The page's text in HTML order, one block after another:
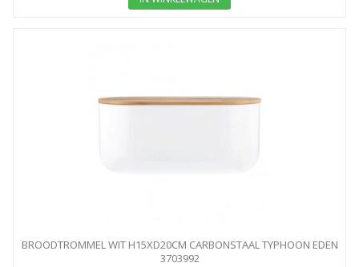
BROODTROMMEL WIT H15XD20CM CARBONSTAAL TYPHOON EDEN
3703992